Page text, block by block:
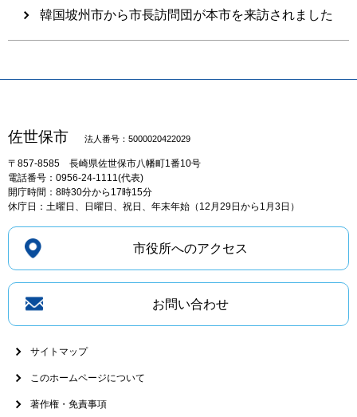
韓国坡州市から市長訪問団が本市を来訪されました
佐世保市 法人番号：5000020422029
〒857-8585 長崎県佐世保市八幡町1番10号
電話番号：0956-24-1111(代表)
開庁時間：8時30分から17時15分
休庁日：土曜日、日曜日、祝日、年末年始（12月29日から1月3日）
市役所へのアクセス
お問い合わせ
サイトマップ
このホームページについて
著作権・免責事項